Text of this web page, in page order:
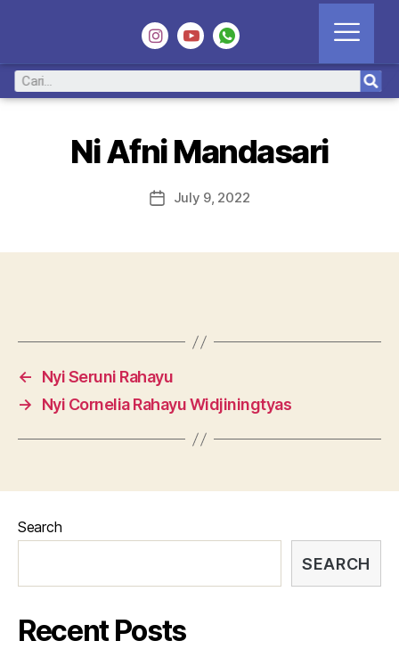
Ni Afni Mandasari
July 9, 2022
←
Nyi Seruni Rahayu
→
Nyi Cornelia Rahayu Widjiningtyas
Search
SEARCH
Recent Posts